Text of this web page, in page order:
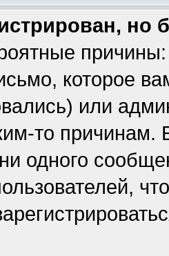
но
которое
или
то
одного